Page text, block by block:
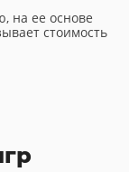
на ее основе
стоимость